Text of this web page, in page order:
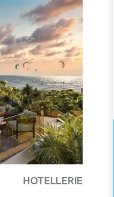
HOTELLERIE